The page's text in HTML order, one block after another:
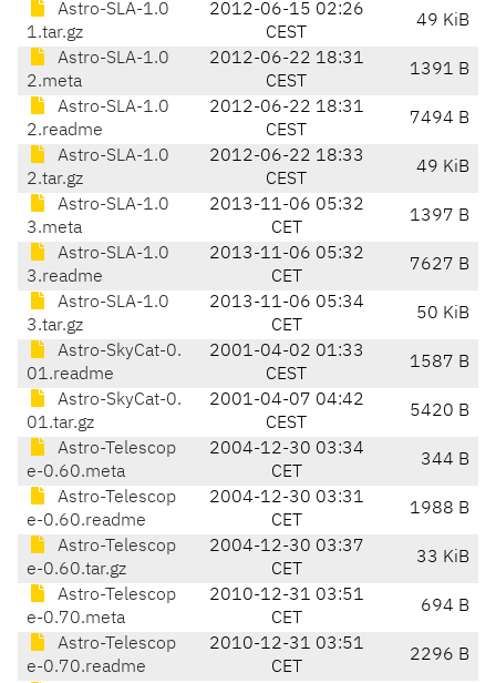
Astro-SLA-1.0
1.tar.gz
2012-06-15 02:26
CEST
49 KiB
Astro-SLA-1.0
2.meta
2012-06-22 18:31
CEST
1391 B
Astro-SLA-1.0
2.readme
2012-06-22 18:31
CEST
7494 B
Astro-SLA-1.0
2.tar.gz
2012-06-22 18:33
CEST
49 KiB
Astro-SLA-1.0
3.meta
2013-11-06 05:32
CET
1397 B
Astro-SLA-1.0
3.readme
2013-11-06 05:32
CET
7627 B
Astro-SLA-1.0
3.tar.gz
2013-11-06 05:34
CET
50 KiB
Astro-SkyCat-0.
01.readme
2001-04-02 01:33
CEST
1587 B
Astro-SkyCat-0.
01.tar.gz
2001-04-07 04:42
CEST
5420 B
Astro-Telescop
e-0.60.meta
2004-12-30 03:34
CET
344 B
Astro-Telescop
e-0.60.readme
2004-12-30 03:31
CET
1988 B
Astro-Telescop
e-0.60.tar.gz
2004-12-30 03:37
CET
33 KiB
Astro-Telescop
e-0.70.meta
2010-12-31 03:51
CET
694 B
Astro-Telescop
e-0.70.readme
2010-12-31 03:51
CET
2296 B